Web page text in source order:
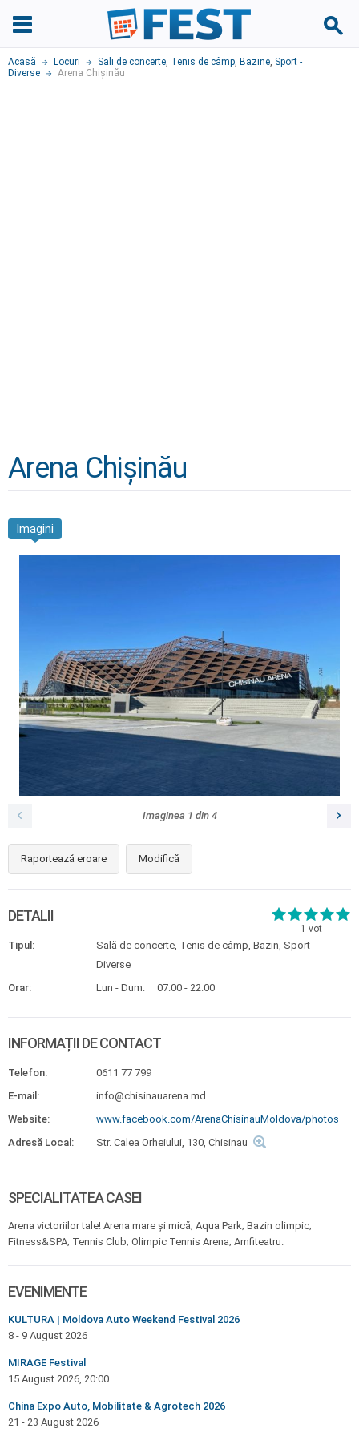
Acasă Locuri Sali de concerte, Tenis de câmp, Bazine, Sport -
Diverse
Arena Chișinău
Arena Chișinău
Imagini
Imaginea 1 din 4
Raportează eroare Modifică
1 vot
DETALII
Tipul:
Sală de concerte, Tenis de câmp, Bazin, Sport -
Diverse
Orar:
Lun - Dum: 07:00 - 22:00
INFORMAȚII DE CONTACT
Telefon:
0611 77 799
E-mail:
info@chisinauarena.md
Website:
www.facebook.com/ArenaChisinauMoldova/photos
Adresă Local:
Str. Calea Orheiului, 130, Chisinau
SPECIALITATEA CASEI
Arena victoriilor tale! Arena mare și mică; Aqua Park; Bazin olimpic;
Fitness&SPA; Tennis Club; Olimpic Tennis Arena; Amfiteatru.
EVENIMENTE
KULTURA | Moldova Auto Weekend Festival 2026
8 - 9 August 2026
MIRAGE Festival
15 August 2026, 20:00
China Expo Auto, Mobilitate & Agrotech 2026
21 - 23 August 2026